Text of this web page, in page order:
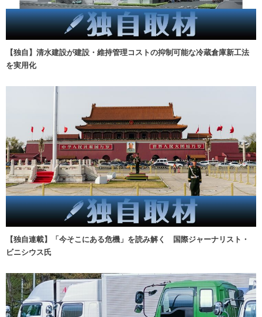
【独自】清水建設が建設・維持管理コストの抑制可能な冷蔵倉庫新工法
を実用化
【独自連載】「今そこにある危機」を読み解く 国際ジャーナリスト・
ビニシウス氏